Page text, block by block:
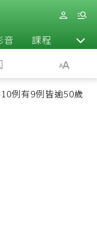
音 課程 退休
例有9例皆逾50歲